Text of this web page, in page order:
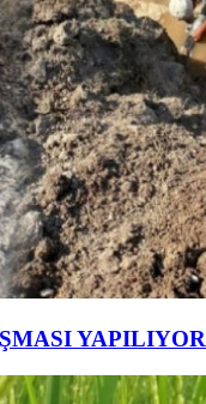
YAPILIYOR